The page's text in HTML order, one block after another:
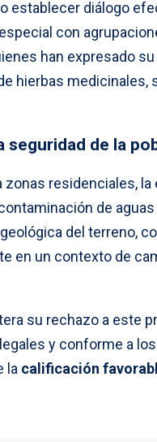
establecer diálogo
con
han expresado
hierbas medicinales,
seguridad de la
residenciales,
de
del terreno,
en un contexto de
su rechazo a este
y conforme a
la calificación